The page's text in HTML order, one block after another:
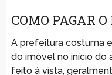
COMO PAGAR
A prefeitura costuma
do imóvel no início do
feito à vista,